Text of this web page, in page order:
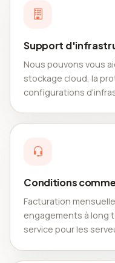
Support
Nous pouvons vous
stockage cloud, la
configurations
Conditions
Facturation
engagements à long
service pour les